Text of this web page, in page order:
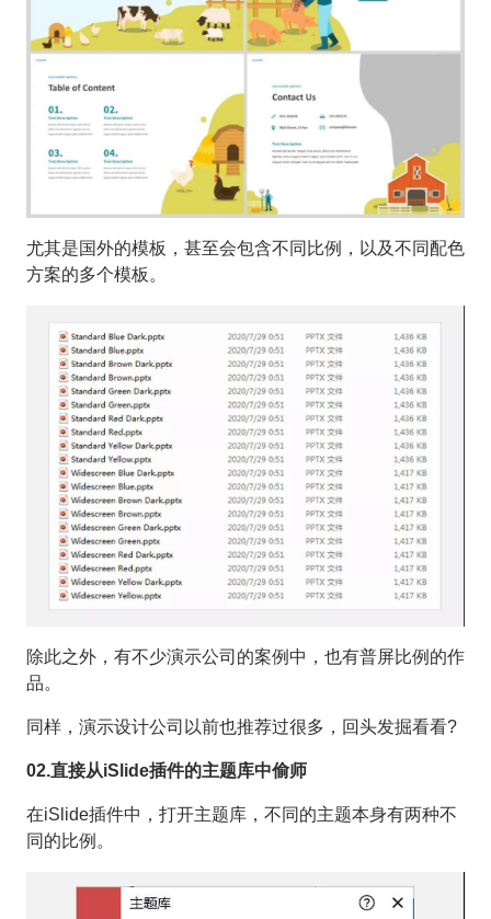
尤其是国外的模板，甚至会包含不同比例，以及不同配色
方案的多个模板。
除此之外，有不少演示公司的案例中，也有普屏比例的作
品。
同样，演示设计公司以前也推荐过很多，回头发掘看看?
02.直接从iSlide插件的主题库中偷师
在iSlide插件中，打开主题库，不同的主题本身有两种不
同的比例。